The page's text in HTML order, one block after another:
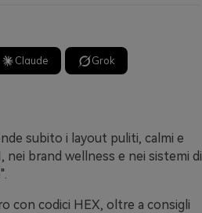
Claude Grok
subito i layout puliti, calmi e
brand wellness e nei sistemi di
con codici HEX, oltre a consigli